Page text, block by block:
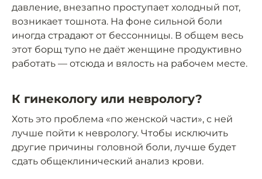
давление, внезапно проступает холодный пот,
возникает тошнота. На фоне сильной боли
иногда страдают от бессонницы. В общем весь
этот борщ тупо не даёт женщине продуктивно
работать — отсюда и вялость на рабочем месте.
К гинекологу или неврологу?
Хоть это проблема «по женской части», с ней
лучше пойти к неврологу. Чтобы исключить
другие причины головной боли, лучше будет
сдать общеклинический анализ крови.